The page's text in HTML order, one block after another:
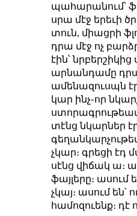
պահարանում՝
սրա մէջ երեւի
տուն, միացրի
դրա մէջ ոչ
էին՝
արնանդամը
ամենազուսպն էր
կար ինչ֊որ
տէնց նկարներ
չկար։ գրեցի էդ
սէնց վիճակ ա։
ֆայլերը։
չկայ։ ասում են՝
համոզուենք։ դէ